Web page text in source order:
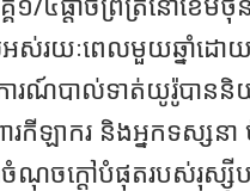
១/៤ផ្តាច់ព្រ័ត្រនៅខែមិថុន
អស់រយៈពេលមួយឆ្នាំដោ
ការណ៍បាល់ទាត់យូរ៉ូបាននិ
ារកីឡាករ និងអ្នកទស្សនា
ណុចក្តៅបំផុតរបស់រុស្ស៊ីប